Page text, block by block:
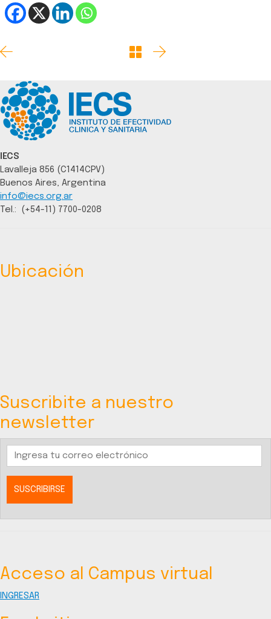
IECS
Lavalleja 856 (C1414CPV)
Buenos Aires, Argentina
info@iecs.org.ar
Tel.: (+54-11) 7700-0208
Ubicación
Suscribite a nuestro
newsletter
Acceso al Campus virtual
INGRESAR